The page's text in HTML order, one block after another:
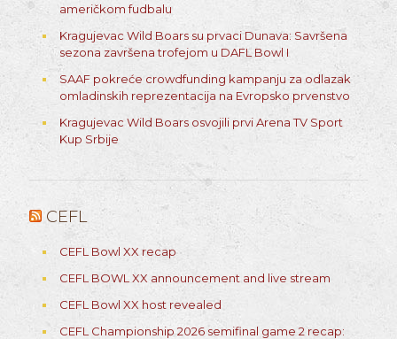
američkom fudbalu
Kragujevac Wild Boars su prvaci Dunava: Savršena
sezona završena trofejom u DAFL Bowl I
SAAF pokreće crowdfunding kampanju za odlazak
omladinskih reprezentacija na Evropsko prvenstvo
Kragujevac Wild Boars osvojili prvi Arena TV Sport
Kup Srbije
CEFL
CEFL Bowl XX recap
CEFL BOWL XX announcement and live stream
CEFL Bowl XX host revealed
CEFL Championship 2026 semifinal game 2 recap: